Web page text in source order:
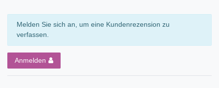
Melden Sie sich an, um eine Kundenrezension zu
verfassen.
Anmelden